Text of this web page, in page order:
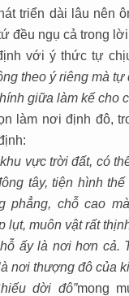
triển dài lâu nên
đều ngụ cả trong lời
với ý thức tự
theo ý riêng mà
giữa làm kế cho
làm nơi định đô,
vực trời đất, có
tây, tiện hình
phẳng, chỗ cao
lụt, muôn vật rất
ấy là nơi hơn cả.
nơi thượng đô của
dời đô”mong